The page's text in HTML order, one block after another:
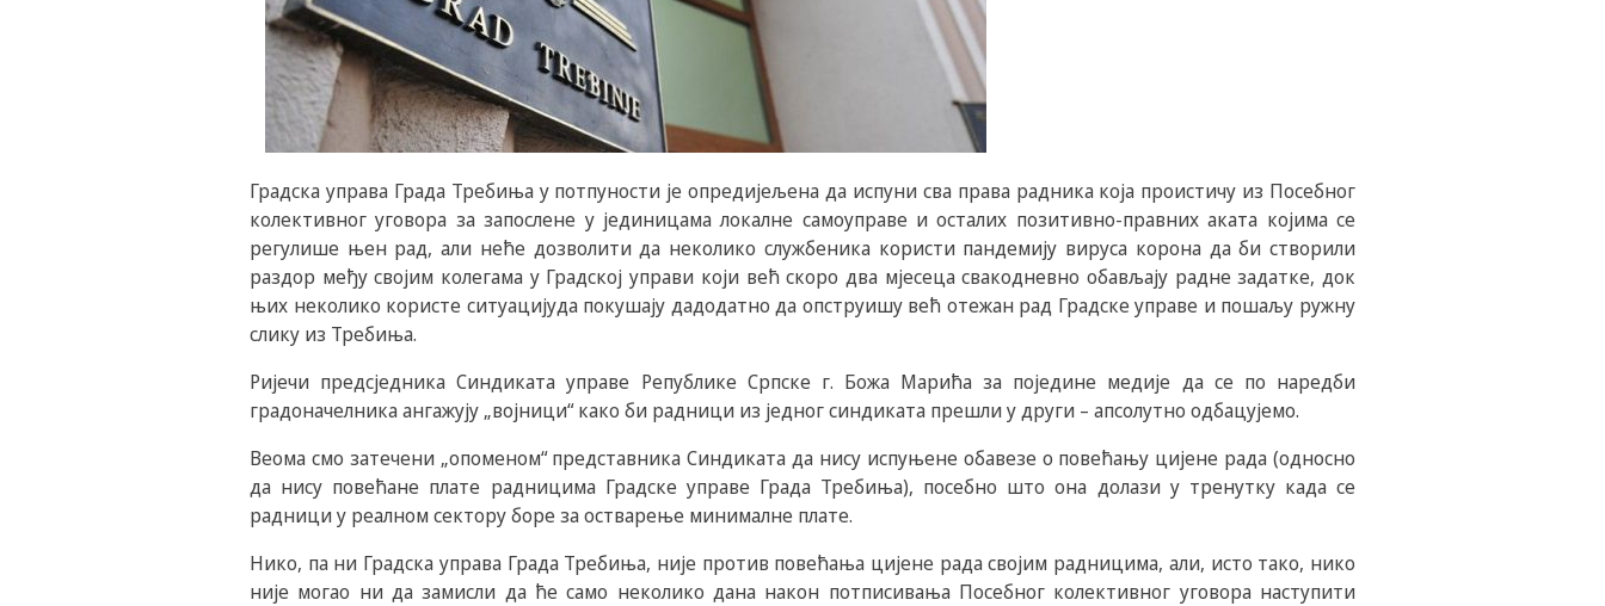
Градска управа Града Требиња у потпуности је опредијељена да испуни сва права радника која проистичу из Посебног
колективног уговора за запослене у јединицама локалне самоуправе и осталих позитивно-правних аката којима се
регулише њен рад, али неће дозволити да неколико службеника користи пандемију вируса корона да би створили
раздор међу својим колегама у Градској управи који већ скоро два мјесеца свакодневно обављају радне задатке, док
њих неколико користе ситуацијуда покушају дадодатно да опструишу већ отежан рад Градске управе и пошаљу ружну
слику из Требиња.
Ријечи предсједника Синдиката управе Републике Српске г. Божа Марића за поједине медије да се по наредби
градоначелника ангажују „војници“ како би радници из једног синдиката прешли у други – апсолутно одбацујемо.
Веома смо затечени „опоменом“ представника Синдиката да нису испуњене обавезе о повећању цијене рада (односно
да нису повећане плате радницима Градске управе Града Требиња), посебно што она долази у тренутку када се
радници у реалном сектору боре за остварење минималне плате.
Нико, па ни Градска управа Града Требиња, није против повећања цијене рада својим радницима, али, исто тако, нико
није могао ни да замисли да ће само неколико дана након потписивања Посебног колективног уговора наступити